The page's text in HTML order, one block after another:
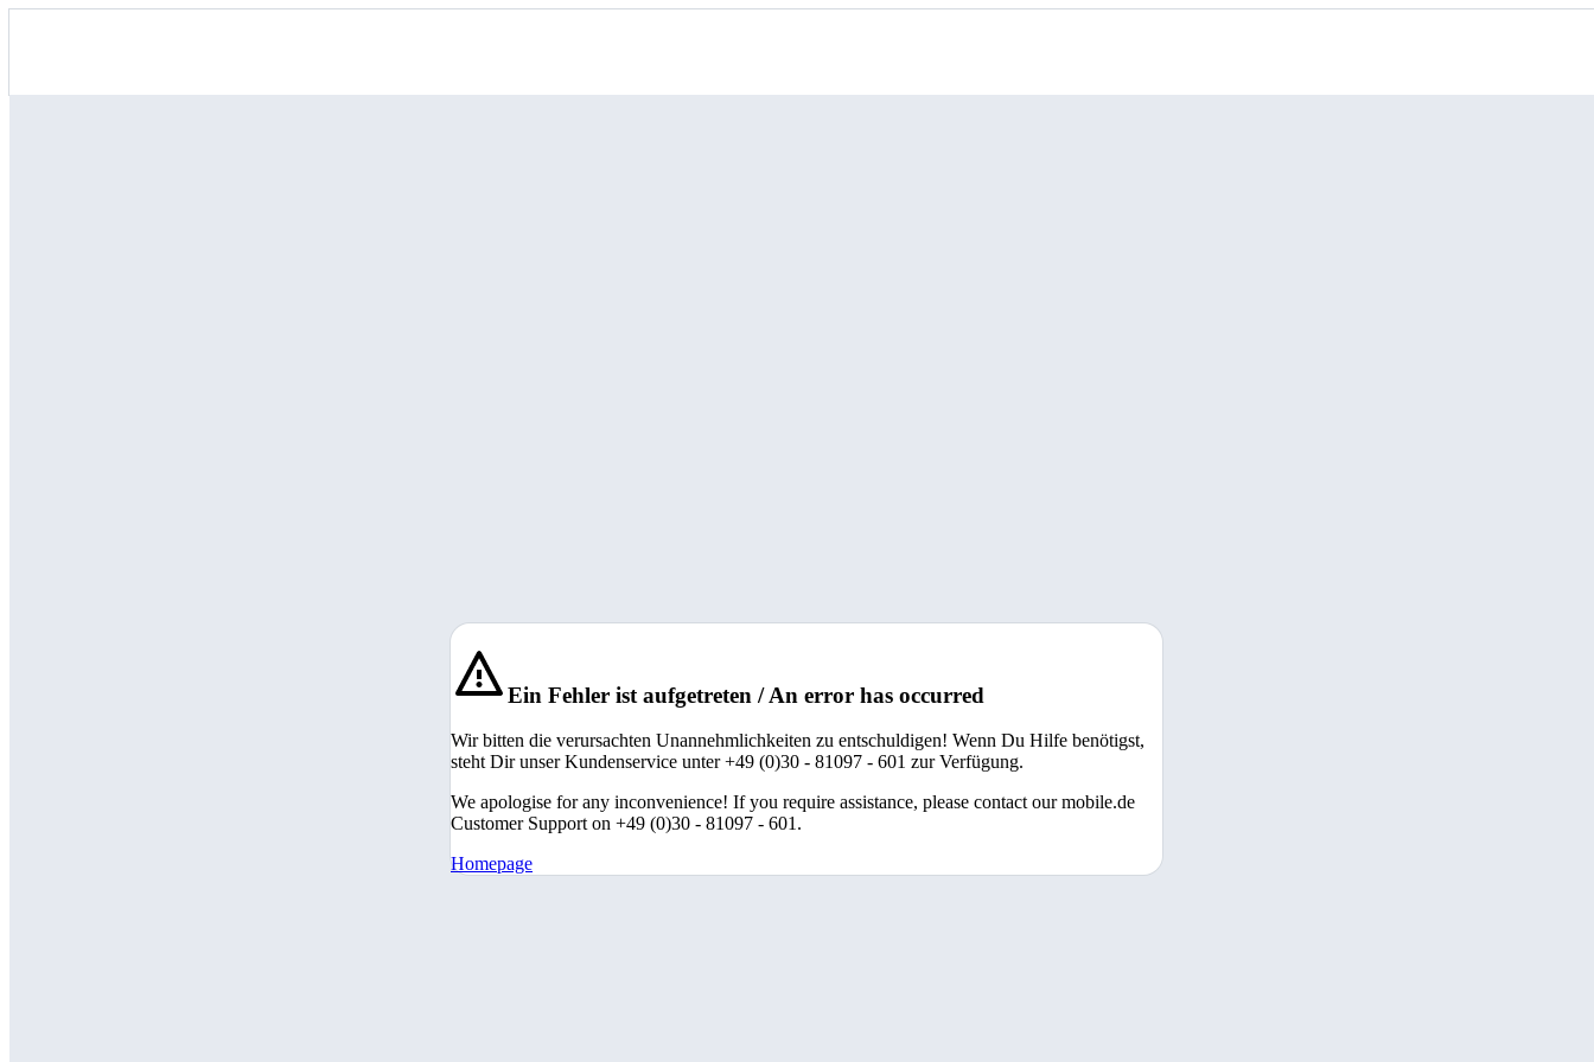
Ein Fehler ist aufgetreten / An error has occurred
Wir bitten die verursachten Unannehmlichkeiten zu entschuldigen! Wenn Du Hilfe benötigst,
steht Dir unser Kundenservice unter +49 (0)30 - 81097 - 601 zur Verfügung.
We apologise for any inconvenience! If you require assistance, please contact our mobile.de
Customer Support on +49 (0)30 - 81097 - 601.
Homepage